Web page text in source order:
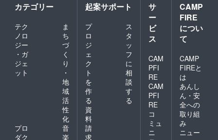
カテゴリー
テク
ノロ
ジー
・ガ
ジェ
ット
ま
ち
づ
く
り
・
地
域
活
性
化
プロ
ダク
音
楽
起案サポート
プ
ロ
ジ
ェ
ク
ト
を
作
る
ス
タ
ッ
フ
に
相
談
す
る
資
料
請
求
サ
ー
ビ
ス
CAM
PFI
RE
CAM
PFI
RE
コ
ミュ
ニ
CAMP
FIRE
につい
て
CAMP
FIREと
は
あんし
ん・安
全への
取り組
み
ニュー